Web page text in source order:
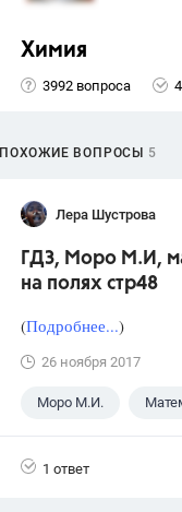
Химия
3992 вопроса
ПОХОЖИЕ ВОПРОСЫ 5
Лера Шустрова
ГДЗ, Моро М.И,
на полях стр48
(Подробнее...)
26 ноября 2017
Моро М.И.
1 ответ